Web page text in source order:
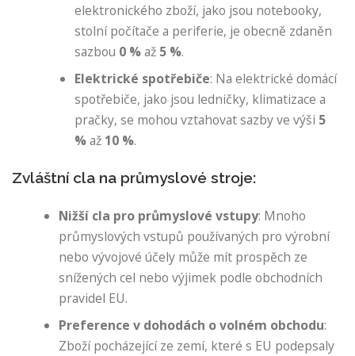
elektronického zboží, jako jsou notebooky,
stolní počítače a periferie, je obecně zdaněn
sazbou 0 %až 5 %.
Elektrické spotřebiče: Na elektrické domácí
spotřebiče, jako jsou ledničky, klimatizace a
pračky, se mohou vztahovat sazby ve výši 5
%až 10 %.
Zvláštní cla na průmyslové stroje:
Nižší cla pro průmyslové vstupy: Mnoho
průmyslových vstupů používaných pro výrobní
nebo vývojové účely může mít prospěch ze
snížených cel nebo výjimek podle obchodních
pravidel EU.
Preference v dohodách o volném obchodu:
Zboží pocházející ze zemí, které s EU podepsaly